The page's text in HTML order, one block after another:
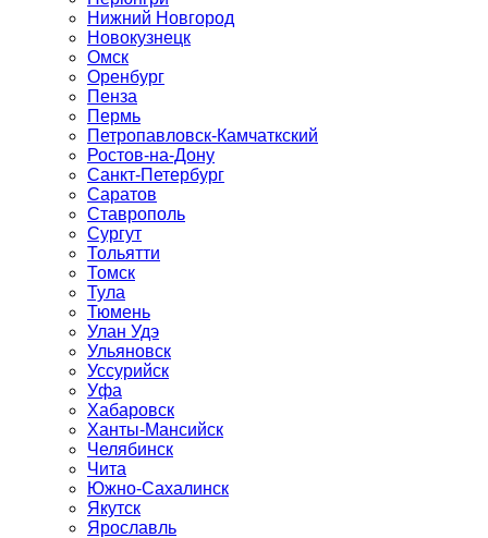
Нижний Новгород
Новокузнецк
Омск
Оренбург
Пенза
Пермь
Петропавловск-Камчаткский
Ростов-на-Дону
Санкт-Петербург
Саратов
Ставрополь
Сургут
Тольятти
Томск
Тула
Тюмень
Улан Удэ
Ульяновск
Уссурийск
Уфа
Хабаровск
Ханты-Мансийск
Челябинск
Чита
Южно-Cахалинск
Якутск
Ярославль